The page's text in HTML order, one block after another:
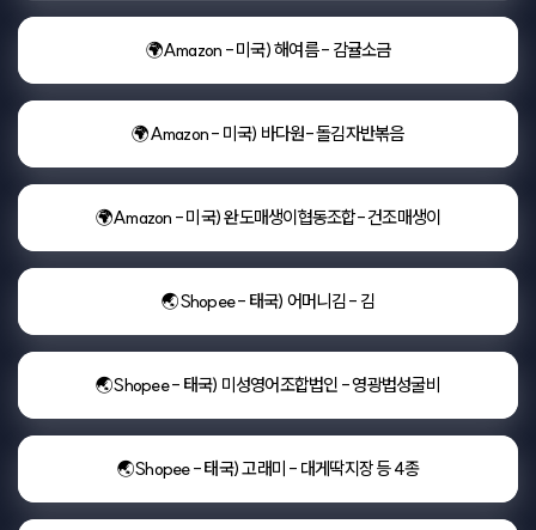
🌍Amazon - 미국) 해여름 - 감귤소금
🌍Amazon - 미국) 바다원- 돌김자반볶음
🌍Amazon - 미국) 완도매생이협동조합- 건조매생이
🌏Shopee - 태국) 어머니김 - 김
🌏Shopee - 태국) 미성영어조합법인 - 영광법성굴비
🌏Shopee - 태국) 고래미 - 대게딱지장 등 4종